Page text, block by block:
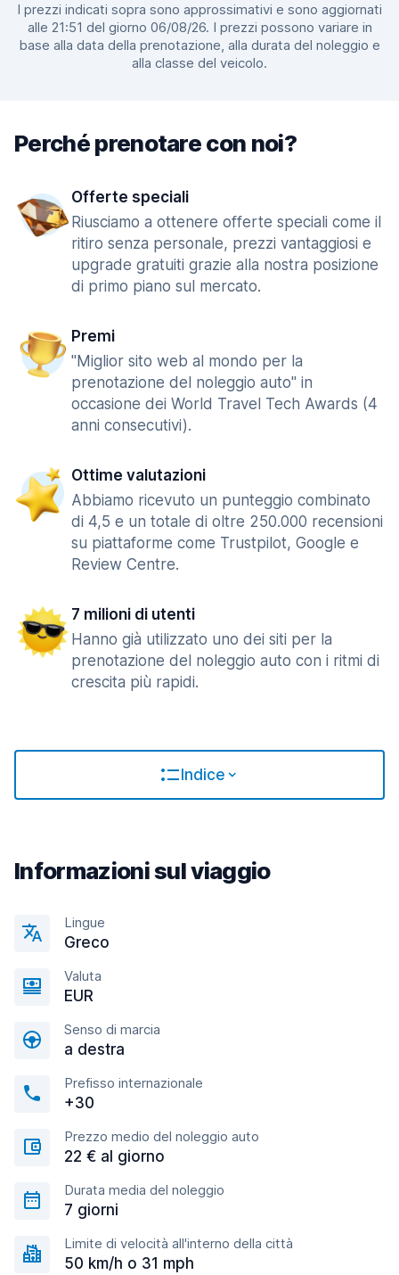
I prezzi indicati sopra sono approssimativi e sono aggiornati
alle 21:51 del giorno 06/08/26. I prezzi possono variare in
base alla data della prenotazione, alla durata del noleggio e
alla classe del veicolo.
Perché prenotare con noi?
Offerte speciali
Riusciamo a ottenere offerte speciali come il
ritiro senza personale, prezzi vantaggiosi e
upgrade gratuiti grazie alla nostra posizione
di primo piano sul mercato.
Premi
"Miglior sito web al mondo per la
prenotazione del noleggio auto" in
occasione dei World Travel Tech Awards (4
anni consecutivi).
Ottime valutazioni
Abbiamo ricevuto un punteggio combinato
di 4,5 e un totale di oltre 250.000 recensioni
su piattaforme come Trustpilot, Google e
Review Centre.
7 milioni di utenti
Hanno già utilizzato uno dei siti per la
prenotazione del noleggio auto con i ritmi di
crescita più rapidi.
Indice
Informazioni sul viaggio
Lingue
Greco
Valuta
EUR
Senso di marcia
a destra
Prefisso internazionale
+30
Prezzo medio del noleggio auto
22 € al giorno
Durata media del noleggio
7 giorni
Limite di velocità all'interno della città
50 km/h o 31 mph